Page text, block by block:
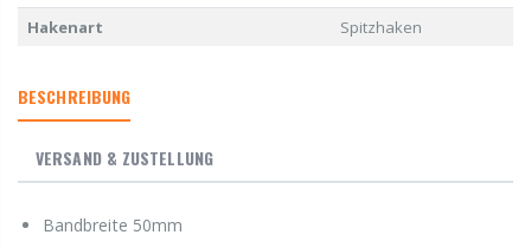
Hakenart Spitzhaken
BESCHREIBUNG
VERSAND & ZUSTELLUNG
Bandbreite 50mm